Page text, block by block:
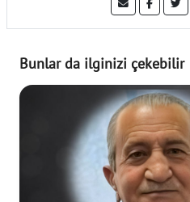
Bunlar da ilginizi çekebilir